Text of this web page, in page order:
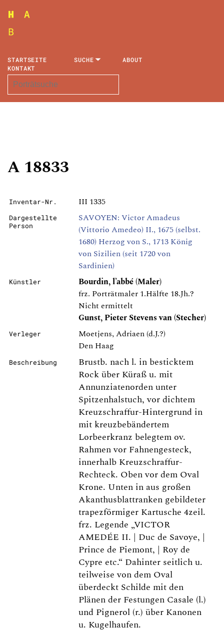
STARTSEITE SUCHE
ABOUT
KONTAKT
A 18833
Inventar-Nr. III 1335
Dargestellte
Person
SAVOYEN: Victor Amadeus
(Vittorio Amedeo) II., 1675 (selbst.
1680) Herzog von S., 1713 König
von Sizilien (seit 1720 von
Sardinien)
Künstler
Bourdin, l’abbé (Maler)
frz. Porträtmaler 1.Hälfte 18.Jh.?
Nicht ermittelt
Gunst, Pieter Stevens van (Stecher)
Verleger
Moetjens, Adriaen (d.J.?)
Den Haag
Beschreibung
Brustb. nach l. in besticktem
Rock über Küraß u. mit
Annunziatenorden unter
Spitzenhalstuch, vor dichtem
Kreuzschraffur-Hintergrund in
mit kreuzbebändertem
Lorbeerkranz belegtem ov.
Rahmen vor Fahnengesteck,
innerhalb Kreuzschraffur-
Rechteck. Oben vor dem Oval
Krone. Unten in aus großen
Akanthusblattranken gebildeter
trapezförmiger Kartusche 4zeil.
frz. Legende „VICTOR
AMEDÉE II. | Duc de Savoye, |
Prince de Piemont, | Roy de
Cypre etc.“ Dahinter seitlich u.
teilweise von dem Oval
überdeckt Schilde mit den
Plänen der Festungen Casale (l.)
und Pignerol (r.) über Kanonen
u. Kugelhaufen.